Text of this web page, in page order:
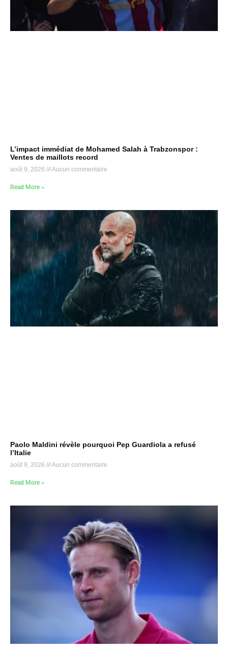
L’impact immédiat de Mohamed Salah à Trabzonspor :
Ventes de maillots record
août 9, 2026 Aucun commentaire
Read More »
Paolo Maldini révèle pourquoi Pep Guardiola a refusé
l’Italie
août 9, 2026 Aucun commentaire
Read More »